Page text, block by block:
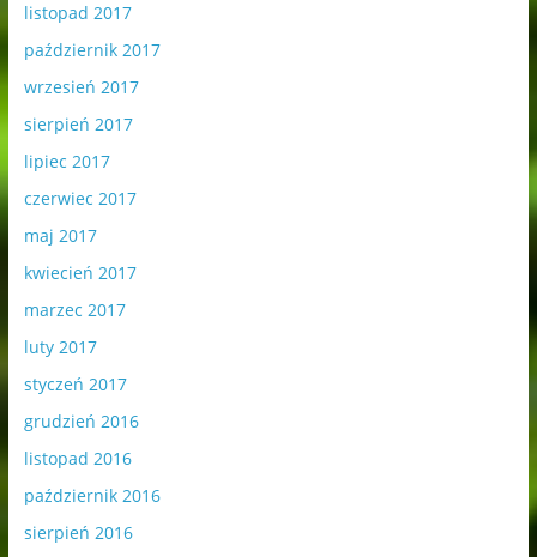
listopad 2017
październik 2017
wrzesień 2017
sierpień 2017
lipiec 2017
czerwiec 2017
maj 2017
kwiecień 2017
marzec 2017
luty 2017
styczeń 2017
grudzień 2016
listopad 2016
październik 2016
sierpień 2016